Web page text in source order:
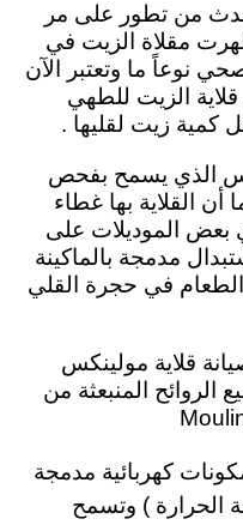
حدث من تطور على مر
مقلاة الزيت في
نوعاً ما وتعتبر الآن
الزيت للطهي
كمية زيت لقليها .
الذي يسمح بفحص
أن القلاية بها غطاء
بعض الموديلات على
مدمجة بالماكينة
في حجرة القلي
قلاية مولينكس
الروائح المنبعثة من
كهربائية مدمجة
الحرارة ) وتسمح